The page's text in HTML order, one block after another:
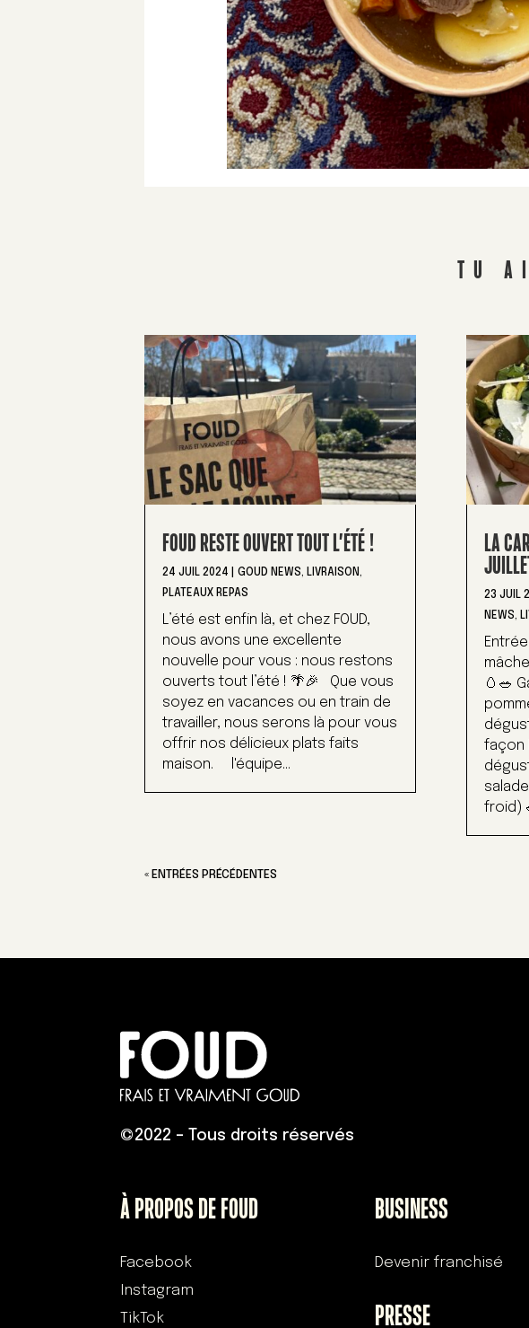
TU
FOUD RESTE OUVERT TOUT L’ÉTÉ !
24 JUIL 2024 |GOUD NEWS, LIVRAISON,
PLATEAUX REPAS
L’été est enfin là, et chez FOUD,
nous avons une excellente
nouvelle pour vous : nous restons
ouverts tout l’été ! 🌴🎉 Que vous
soyez en vacances ou en train de
travailler, nous serons là pour vous
offrir nos délicieux plats faits
maison. l'équipe...
LA
23 JUIL
NEWS,
🥚🥗
façon
froid)
« ENTRÉES PRÉCÉDENTES
©2022 – Tous droits réservés
À PROPOS DE FOUD
Facebook
Instagram
TikTok
BUSINESS
Devenir franchisé
PRESSE